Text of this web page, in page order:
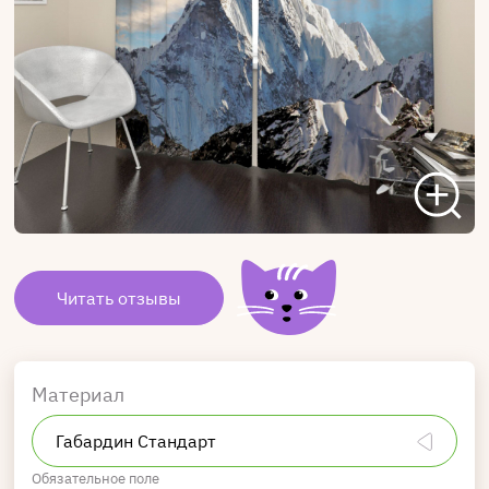
Читать отзывы
Материал
Обязательное поле